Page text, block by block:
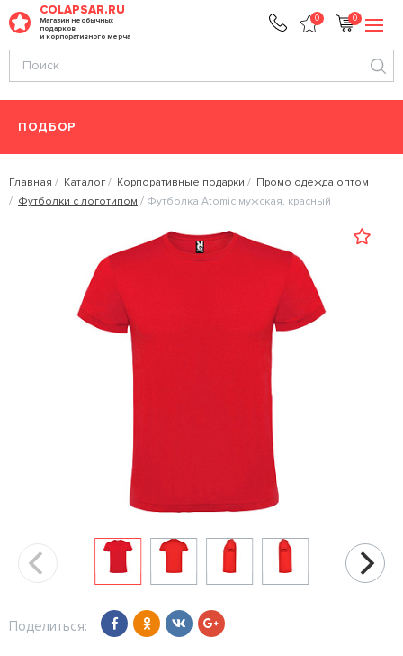
COLAPSAR.RU
Магазин необычных
подарков
и корпоративного мерча
0 0
ПОДБОР
Главная Каталог Корпоративные подарки
Промо одежда оптом
Футболки с логотипом
Футболка Atomic мужская, красный
Поделиться: